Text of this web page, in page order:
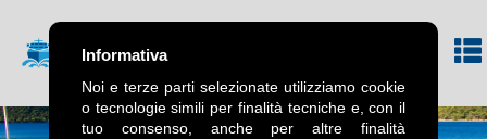
Informativa
Noi e terze parti selezionate utilizziamo cookie
o tecnologie simili per finalità tecniche e, con il
tuo consenso, anche per altre finalità